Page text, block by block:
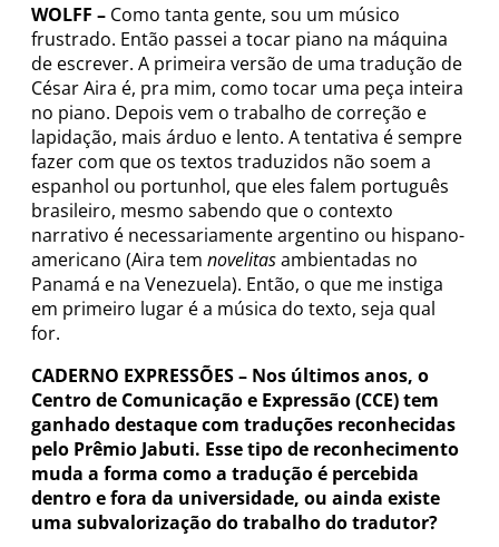
WOLFF – Como tanta gente, sou um músico
frustrado. Então passei a tocar piano na máquina
de escrever. A primeira versão de uma tradução de
César Aira é, pra mim, como tocar uma peça inteira
no piano. Depois vem o trabalho de correção e
lapidação, mais árduo e lento. A tentativa é sempre
fazer com que os textos traduzidos não soem a
espanhol ou portunhol, que eles falem português
brasileiro, mesmo sabendo que o contexto
narrativo é necessariamente argentino ou hispano-
americano (Aira tem novelitasambientadas no
Panamá e na Venezuela). Então, o que me instiga
em primeiro lugar é a música do texto, seja qual
for.
CADERNO EXPRESSÕES – Nos últimos anos, o
Centro de Comunicação e Expressão (CCE) tem
ganhado destaque com traduções reconhecidas
pelo Prêmio Jabuti. Esse tipo de reconhecimento
muda a forma como a tradução é percebida
dentro e fora da universidade, ou ainda existe
uma subvalorização do trabalho do tradutor?